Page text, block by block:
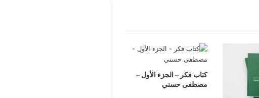
كتاب فكر – الجزء الأول –
مصطفى حسني